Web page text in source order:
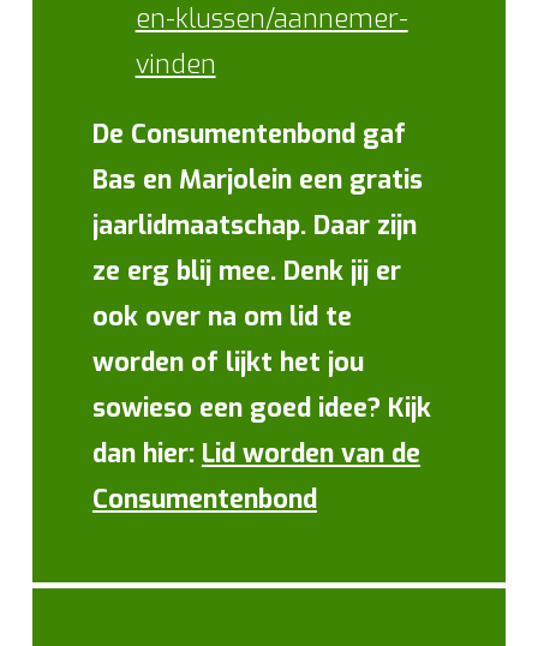
en-klussen/aannemer-
vinden
De Consumentenbond gaf
Bas en Marjolein een gratis
jaarlidmaatschap. Daar zijn
ze erg blij mee. Denk jij er
ook over na om lid te
worden of lijkt het jou
sowieso een goed idee? Kijk
dan hier: Lid worden van de
Consumentenbond